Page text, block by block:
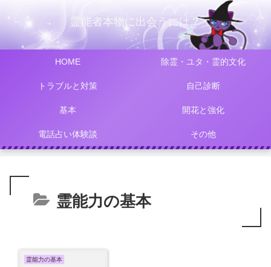
霊能者本物に出会うには？
HOME 除霊・ユタ・霊的文化
トラブルと対策 自己診断
基本 開花と強化
電話占い体験談 その他
霊能力の基本
霊能力の基本